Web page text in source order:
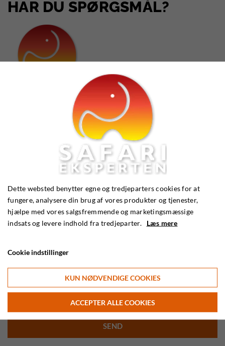
HAR DU SPØRGSMÅL?
info@safarieksperten.dk
Dette websted benytter egne og tredjeparters cookies for at
fungere, analysere din brug af vores produkter og tjenester,
hjælpe med vores salgsfremmende og marketingsmæssige
indsats og levere indhold fra tredjeparter. Læs mere
Cookie indstillinger
KUN NØDVENDIGE COOKIES
ACCEPTER ALLE COOKIES